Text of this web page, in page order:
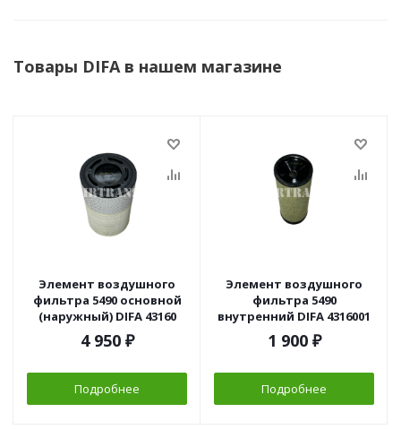
Товары DIFA в нашем магазине
Элемент воздушного
фильтра 5490 основной
(наружный) DIFA 43160
4 950₽
Подробнее
Элемент воздушного
фильтра 5490
внутренний DIFA 4316001
1 900₽
Подробнее